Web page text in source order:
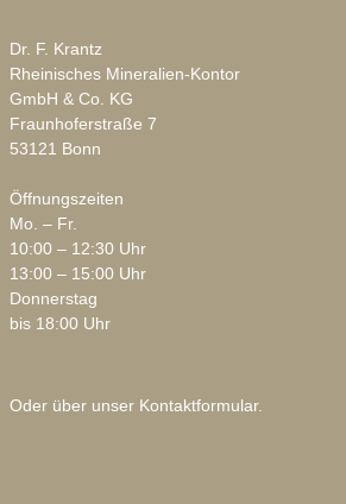
Dr. F. Krantz
Rheinisches Mineralien-Kontor
GmbH & Co. KG
Fraunhoferstraße 7
53121 Bonn
Öffnungszeiten
Mo. – Fr.
10:00 – 12:30 Uhr
13:00 – 15:00 Uhr
Donnerstag
bis 18:00 Uhr
Oder über unser Kontaktformular.